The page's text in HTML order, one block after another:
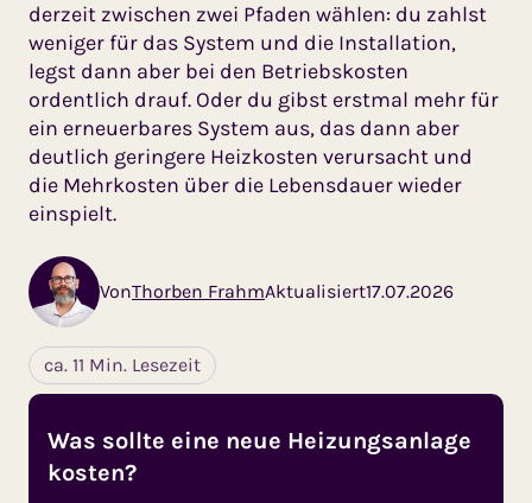
derzeit zwischen zwei Pfaden wählen: du zahlst
weniger für das System und die Installation,
legst dann aber bei den Betriebskosten
ordentlich drauf. Oder du gibst erstmal mehr für
ein erneuerbares System aus, das dann aber
deutlich geringere Heizkosten verursacht und
die Mehrkosten über die Lebensdauer wieder
einspielt.
VonThorben FrahmAktualisiert17.07.2026
ca. 11 Min. Lesezeit
Was sollte eine neue Heizungsanlage
kosten?